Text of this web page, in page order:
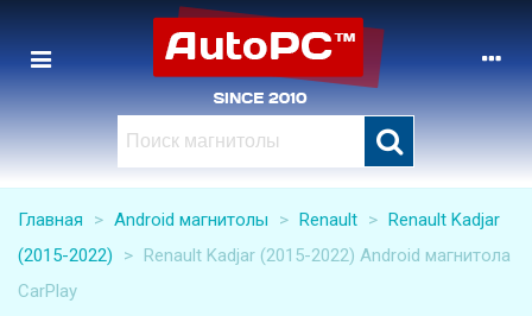
Главная > Android магнитолы > Renault > Renault Kadjar
(2015-2022)
> Renault Kadjar (2015-2022) Android магнитола
CarPlay